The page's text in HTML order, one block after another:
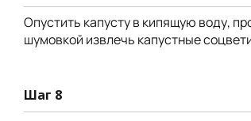
Опустить капусту в кипящую воду,
шумовкой извлечь капустные
Шаг 8